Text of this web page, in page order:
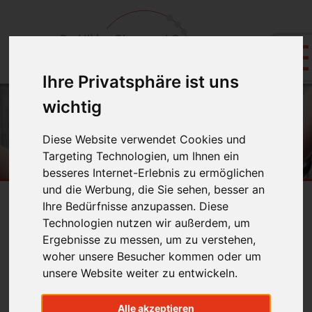
Ihre Privatsphäre ist uns
wichtig
Diese Website verwendet Cookies und
Targeting Technologien, um Ihnen ein
besseres Internet-Erlebnis zu ermöglichen
und die Werbung, die Sie sehen, besser an
Ihre Bedürfnisse anzupassen. Diese
Technologien nutzen wir außerdem, um
Ergebnisse zu messen, um zu verstehen,
woher unsere Besucher kommen oder um
unsere Website weiter zu entwickeln.
Alle akzeptieren
Hinweise
zur festsitzenden Zahnspange
Dir/Ihnen wurde eine festsitzende Spange
eingesetzt, mit der die fehlerhafte